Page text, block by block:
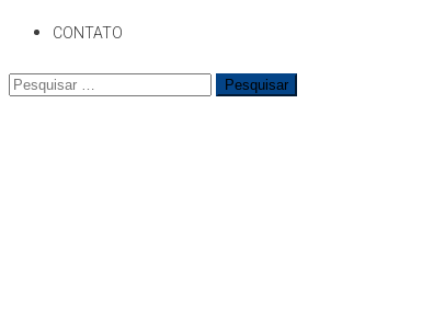
CONTATO
Pesquisar